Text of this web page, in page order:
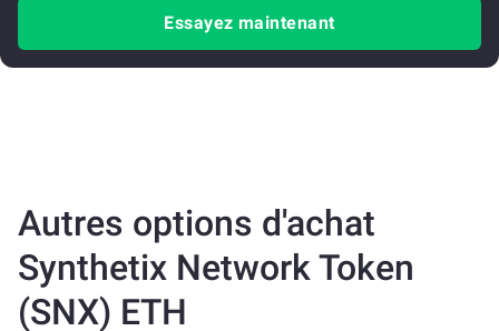
Essayez maintenant
Autres options d'achat
Synthetix Network Token
(SNX) ETH